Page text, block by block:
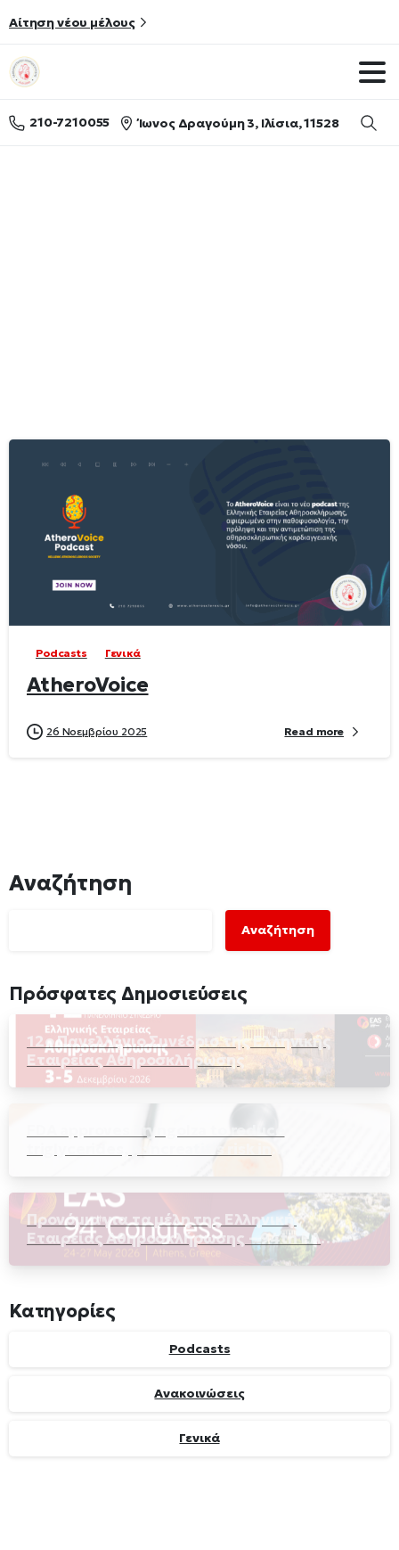
Αίτηση νέου μέλους
210-7210055 Ίωνος Δραγούμη 3, Ιλίσια, 11528
Podcasts Γενικά
AtheroVoice
26 Νοεμβρίου 2025 Read more
Αναζήτηση
Αναζήτηση
Πρόσφατες Δημοσιεύσεις
12ο Πανελλήνιο Συνέδριο της Ελληνικής
Εταιρείας Αθηροσκλήρωσης
FDA approves Tryngolza to reduce
Προνόμια για τα μέλη της Ελληνικής
Εταιρείας Αθηροσκλήρωσης – 94th EAS
Κατηγορίες
Podcasts
Ανακοινώσεις
Γενικά